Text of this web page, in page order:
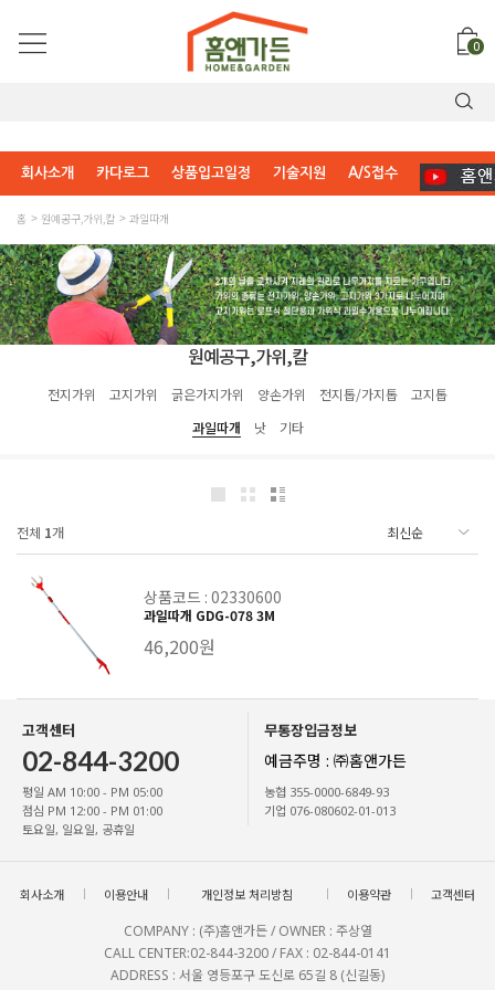
0
회사소개 카다로그 상품입고일정 기술지원 A/S접수
홈 원예공구,가위,칼 과일따개
원예공구,가위,칼
전지가위 고지가위 굵은가지가위 양손가위 전지톱/가지톱
고지톱
과일따개
낫 기타
전체 1개
상품코드 : 02330600
과일따개 GDG-078 3M
46,200원
고객센터
02-844-3200
평일 AM 10:00 - PM 05:00
점심 PM 12:00 - PM 01:00
토요일, 일요일, 공휴일
무통장입금정보
예금주명 : ㈜홈앤가든
농협 355-0000-6849-93
기업 076-080602-01-013
회사소개 이용안내 개인정보 처리방침 이용약관 고객센터
COMPANY : (주)홈앤가든 / OWNER : 주상열
CALL CENTER:02-844-3200 / FAX : 02-844-0141
ADDRESS : 서울 영등포구 도신로 65길 8 (신길동)